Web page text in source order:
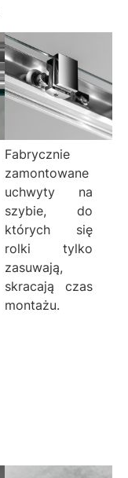
Fabrycznie
zamontowane
uchwyty na
szybie, do
których się
rolki tylko
zasuwają,
skracają czas
montażu.